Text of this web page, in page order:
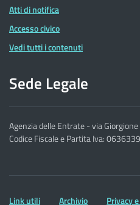
Atti di notifica
Accesso civico
Vedi tutti i contenuti
Sede Legale
Agenzia delle Entrate - via
Codice Fiscale e Partita Iva:
Altre
Link utili Archivio Privacy